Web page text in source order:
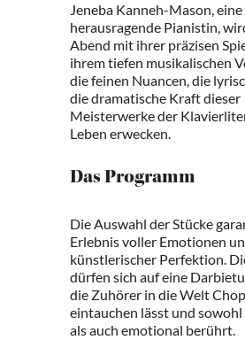
Jeneba Kanneh-Mason, eine
herausragende Pianistin,
Abend mit ihrer präzisen
ihrem tiefen musikalischen
die feinen Nuancen, die
die dramatische Kraft dieser
Meisterwerke der
Leben erwecken.
Das Programm
Die Auswahl der Stücke
Erlebnis voller Emotionen
künstlerischer Perfektion.
dürfen sich auf eine
die Zuhörer in die Welt
eintauchen lässt und
als auch emotional berührt.